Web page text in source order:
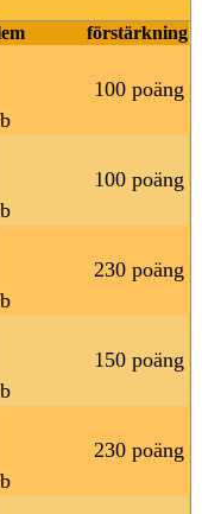
förstärkning
100 poäng
100 poäng
230 poäng
150 poäng
230 poäng